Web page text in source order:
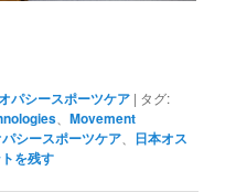
パシースポーツケア | タグ:
、Movement
シースポーツケア
日本オス
を残す